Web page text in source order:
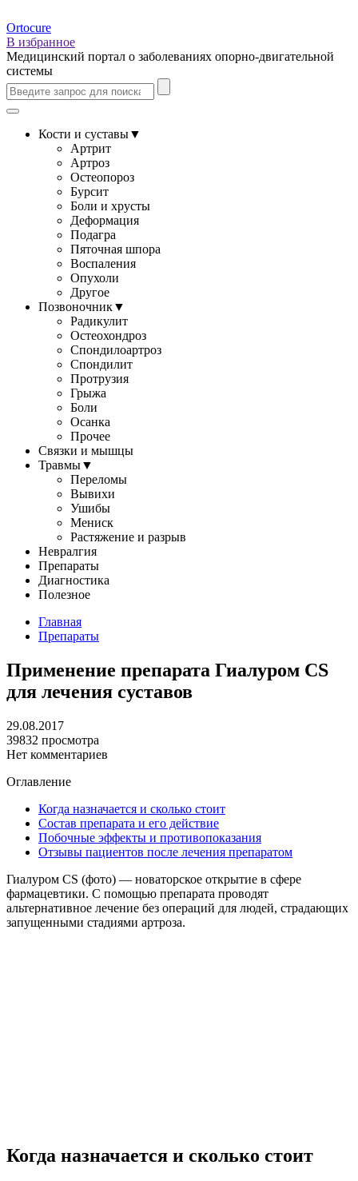
Ortocure
В избранное
Медицинский портал о заболеваниях опорно-двигательной
системы
Кости и суставы▼
Артрит
Артроз
Остеопороз
Бурсит
Боли и хрусты
Деформация
Подагра
Пяточная шпора
Воспаления
Опухоли
Другое
Позвоночник▼
Радикулит
Остеохондроз
Спондилоартроз
Спондилит
Протрузия
Грыжа
Боли
Осанка
Прочее
Связки и мышцы
Травмы▼
Переломы
Вывихи
Ушибы
Мениск
Растяжение и разрыв
Невралгия
Препараты
Диагностика
Полезное
Главная
Препараты
Применение препарата Гиалуром CS
для лечения суставов
29.08.2017
39832 просмотра
Нет комментариев
Оглавление
Когда назначается и сколько стоит
Состав препарата и его действие
Побочные эффекты и противопоказания
Отзывы пациентов после лечения препаратом
Гиалуром CS (фото) — новаторское открытие в сфере
фармацевтики. С помощью препарата проводят
альтернативное лечение без операций для людей, страдающих
запущенными стадиями артроза.
Когда назначается и сколько стоит